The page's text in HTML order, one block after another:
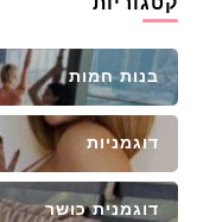
בנות חמות
דוגמניות
דוגמנית כושר